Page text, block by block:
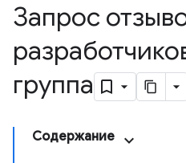
Запрос
группа
Содержание